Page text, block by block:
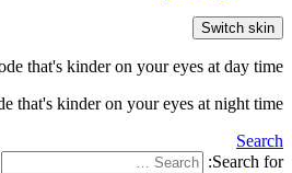
Switch skin
that's kinder on your eyes at day time.
that's kinder on your eyes at night time.
Search
Search for: